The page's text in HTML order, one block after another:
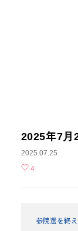
2025年7月
2025.07.25
4
参院選を終